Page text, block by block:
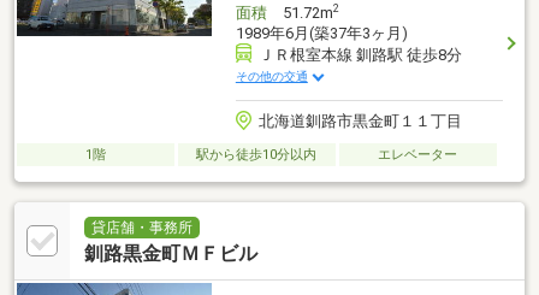
面積51.72m2
1989年6月(築37年3ヶ月)
ＪＲ根室本線 釧路駅 徒歩8分
その他の交通
北海道釧路市黒金町１１丁目
1階 駅から徒歩10分以内 エレベーター
貸店舗・事務所
釧路黒金町ＭＦビル